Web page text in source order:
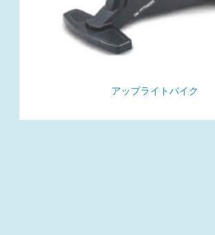
アップライトバイク